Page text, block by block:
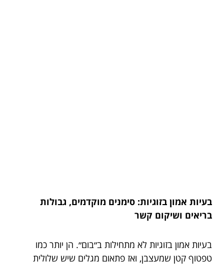
בעיות אמון בזוגיות: סימנים מוקדמים, גבולות
בריאים ושיקום קשר
בעיות אמון בזוגיות לא מתחילות ב״בום״. הן יותר כמו
טפטוף קטן שמעצבן, ואז פתאום מגלים שיש שלולית